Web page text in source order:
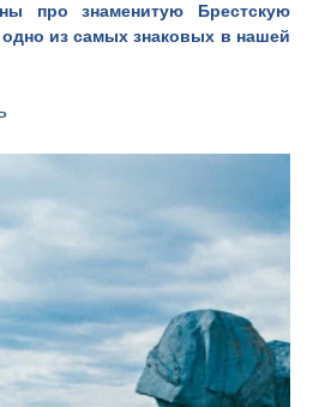
про знаменитую Брестскую
одно из самых знаковых в нашей